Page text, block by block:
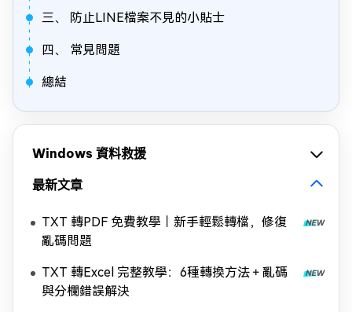
三、 防止LINE檔案不見的小貼士
四、 常見問題
總結
Windows 資料救援
最新文章
TXT 轉PDF 免費教學｜新手輕鬆轉檔，修復
亂碼問題
TXT 轉Excel 完整教學：6種轉換方法＋亂碼
與分欄錯誤解決